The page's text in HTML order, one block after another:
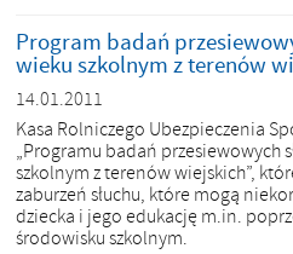
Program badań
wieku szkolnym z terenów
14.01.2011
Kasa Rolniczego Ubezpieczenia
„Programu badań przesiewowych
szkolnym z terenów wiejskich”,
zaburzeń słuchu, które mogą
dziecka i jego edukację m.in.
środowisku szkolnym.